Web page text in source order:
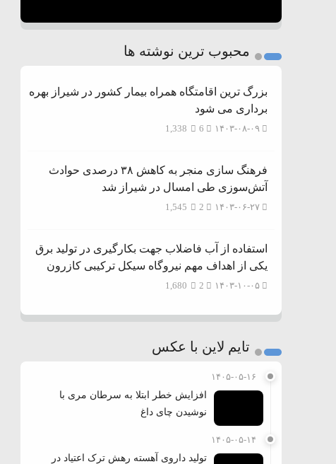
محبوب ترین نوشته ها
بزرگ ترین اقامتگاه همراه بیمار کشور در شیراز بهره
برداری می شود
۱۴۰۳-۰۸-۰۹ 1,338
فرهنگ سازی منجر به کاهش ۳۸ درصدی حوادث
آتش‌سوزی طی امسال در شیراز شد
۱۴۰۳-۰۶-۲۷ 1,545
استفاده از آب فاضلاب جهت بکارگیری در تولید برق
یکی از اهداف مهم نیروگاه سیکل ترکیبی کازرون
۱۴۰۳-۱۰-۰۵ 1,680
تایم لاین با عکس
۱۴۰۵-۰۵-۱۶
افزایش خطر ابتلا به سرطان مری با
نوشیدن چای داغ
۱۴۰۵-۰۵-۱۴
تولید داروی آهسته رهش ترک اعتیاد در